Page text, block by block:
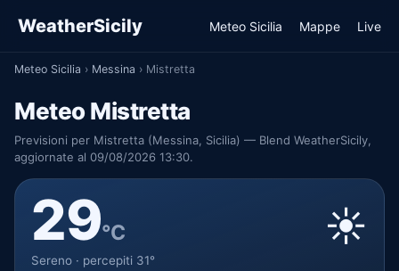
WeatherSicily Meteo Sicilia Mappe Live
Meteo Sicilia › Messina › Mistretta
Meteo Mistretta
Previsioni per Mistretta (Messina, Sicilia) — Blend WeatherSicily,
aggiornate al 09/08/2026 13:30.
29°C
Sereno · percepiti 31°
☀️